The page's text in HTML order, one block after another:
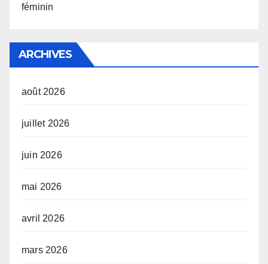
féminin
ARCHIVES
août 2026
juillet 2026
juin 2026
mai 2026
avril 2026
mars 2026